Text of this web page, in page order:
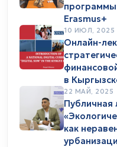
программы
Erasmus+
10 ИЮЛ, 2025
Онлайн-
в
22 МАЙ, 2025
Публичная
как